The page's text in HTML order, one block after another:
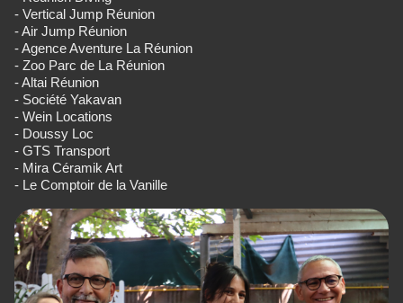
- Vertical Jump Réunion
- Air Jump Réunion
- Agence Aventure La Réunion
- Zoo Parc de La Réunion
- Altai Réunion
- Société Yakavan
- Wein Locations
- Doussy Loc
- GTS Transport
- Mira Céramik Art
- Le Comptoir de la Vanille